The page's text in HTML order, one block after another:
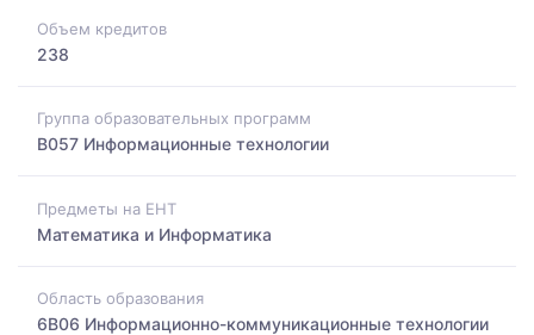
Объем кредитов
238
Группа образовательных программ
B057 Информационные технологии
Предметы на ЕНТ
Математика и Информатика
Область образования
6B06 Информационно-коммуникационные технологии